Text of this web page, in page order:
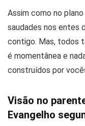
Assim como no
saudades nos entes
contigo. Mas, todos
é momentânea e
construídos por
Visão no
Evangelho